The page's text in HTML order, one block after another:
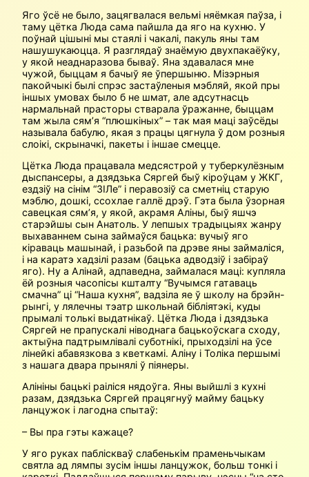
Яго ўсё не было, зацягвалася вельмі няёмкая паўза, і
таму цётка Люда сама пайшла да яго на кухню. У
поўнай цішыні мы стаялі і чакалі, пакуль яны там
нашушукаюцца. Я разглядаў знаёмую двухпакаёўку,
у якой не­аднаразова бываў. Яна здавалася мне
чужой, быццам я бачыў яе ўпершыню. Мізэрныя
пакойчыкі былі спрэс застаўленыя мэбляй, якой пры
іншых умовах было б не шмат, але адсутнасць
нармальнай прасторы стварала ўражанне, быццам
там жыла сям’я “плюшкіных” – так мая маці заўсёды
называла бабулю, якая з працы цягнула ў дом розныя
слоікі, скрыначкі, пакеты і іншае смецце.
Цётка Люда працавала медсястрой у туберкулёзным
дыспансеры, а дзядзька Сяргей быў кіроўцам у ЖКГ,
ездзіў на сінім “ЗІЛе” і перавозіў са сметніц старую
мэблю, дошкі, ссохлае галлё дрэў. Гэта была ўзорная
савецкая сям’я, у якой, акрамя Аліны, быў яшчэ
старэйшы сын Анатоль. У лепшых традыцыях жанру
выхаваннем сына займаўся бацька: вучыў яго
кіраваць машынай, і разьбой па дрэве яны займаліся,
і на каратэ хадзілі разам (бацька адводзіў і забіраў
яго). Ну а Алінай, адпаведна, займалася маці: купляла
ёй розныя часопісы кшталту “Вучымся гатаваць
смачна” ці “Наша кухня”, вадзіла яе ў школу на брэйн-
рынгі, у лялечны тэатр школь­най бібліятэкі, куды
прымалі толькі выдатнікаў. Цётка Люда і дзядзька
Сяргей не прапускалі ніводнага бацькоўскага сходу,
актыўна падтрымлівалі суботнікі, прыходзілі на ўсе
лінейкі абавязкова з кветкамі. Аліну і Толіка першымі
з нашага двара прынялі ў піянеры.
Алініны бацькі раіліся нядоўга. Яны выйшлі з кухні
разам, дзядзька Сяргей працягнуў майму бацьку
ланцужок і лагодна спытаў:
– Вы пра гэты кажаце?
У яго руках пабліскваў слабенькім праменьчыкам
святла ад лямпы зусім іншы ланцужок, больш тонкі і